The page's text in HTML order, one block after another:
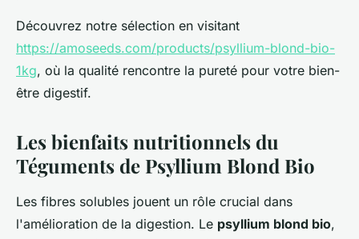
Découvrez notre sélection en visitant
https://amoseeds.com/products/psyllium-blond-bio-
1kg, où la qualité rencontre la pureté pour votre bien-
être digestif.
Les bienfaits nutritionnels du
Téguments de Psyllium Blond Bio
Les fibres solubles jouent un rôle crucial dans
l'amélioration de la digestion. Le psyllium blond bio,